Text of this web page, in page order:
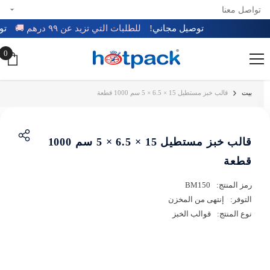
تخطي إلى المحتوى
تواصل معنا
توصيل مجاني! للطلبات التي تزيد عن ٩٩ درهم 🚚
0
0
بيت قالب خبز مستطيل 15 × 6.5 × 5 سم 1000 قطعة
قالب خبز مستطيل 15 × 6.5 × 5 سم 1000
قطعة
رمز المنتج:
BM150
التوفر:
إنتهى من المخزن
نوع المنتج:
قوالب الخبز